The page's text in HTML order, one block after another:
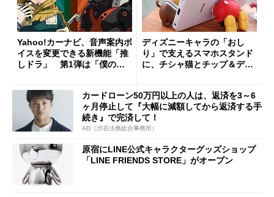
Yahoo!カーナビ、音声案内ボ
イスを変更できる新機能「推
しドラ」 第1弾は「僕のヒ
ディズニーキャラの「おし
り」で支えるスマホスタンド
に、チシャ猫とチップ＆デー
カードローン50万円以上の人は、返済を3～6
ヶ月停止して『大幅に減額してから返済する手
続き』で完済して！
AD（渋谷法務総合事務所）
原宿にLINE公式キャラクターグッズショップ
「LINE FRIENDS STORE」がオープン